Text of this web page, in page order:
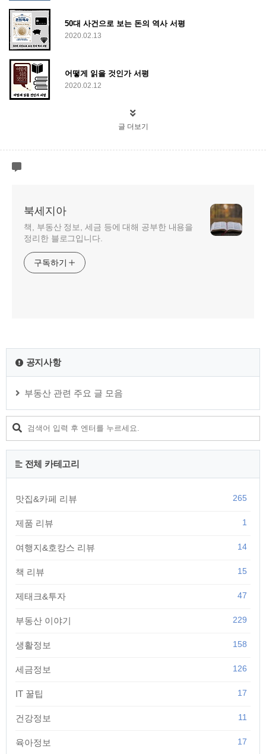
50대 사건으로 보는 돈의 역사 서평
2020.02.13
어떻게 읽을 것인가 서평
2020.02.12
글 더보기
북세지아
책, 부동산 정보, 세금 등에 대해 공부한 내용을
정리한 블로그입니다.
구독하기
공지사항
부동산 관련 주요 글 모음
전체 카테고리
맛집&카페 리뷰 265
제품 리뷰 1
여행지&호캉스 리뷰 14
책 리뷰 15
제태크&투자 47
부동산 이야기 229
생활정보 158
세금정보 126
IT 꿀팁 17
건강정보 11
육아정보 17